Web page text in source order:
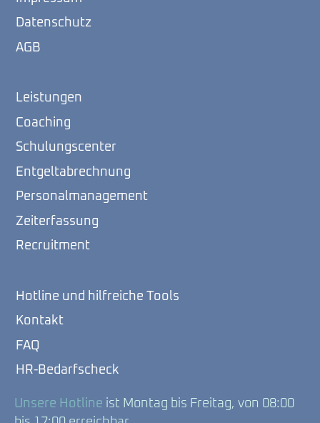
Datenschutz
AGB
Leistungen
Coaching
Schulungscenter
Entgeltabrechnung
Personalmanagement
Zeiterfassung
Recruitment
Hotline und hilfreiche Tools
Kontakt
FAQ
HR-Bedarfscheck
Unsere Hotline ist Montag bis Freitag, von 08:00